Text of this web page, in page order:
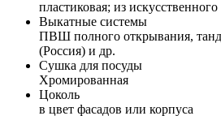
пластиковая; из
Выкатные системы
ПВШ полного открывания,
(Россия) и др.
Сушка для посуды
Хромированная
Цоколь
в цвет фасадов или корпуса